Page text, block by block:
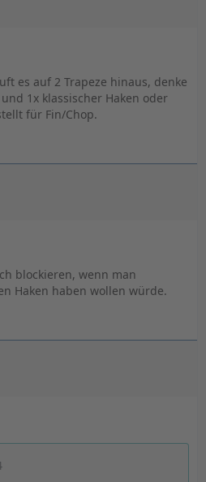
es auf 2 Trapeze hinaus, denke
1x klassischer Haken oder
für Fin/Chop.
blockieren, wenn man
Haken haben wollen würde.